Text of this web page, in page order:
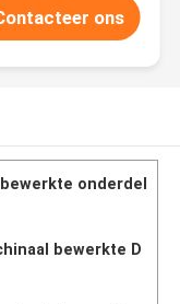
ons
onderdel
bewerkte D